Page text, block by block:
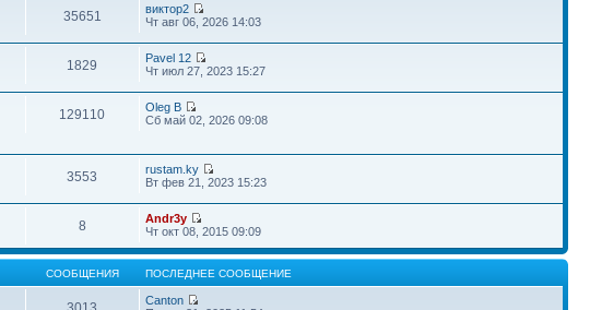
35651
виктор2
Чт авг 06, 2026 14:03
1829
Pavel 12
Чт июл 27, 2023 15:27
129110
Oleg B
Сб май 02, 2026 09:08
3553
rustam.ky
Вт фев 21, 2023 15:23
8
Andr3y
Чт окт 08, 2015 09:09
СООБЩЕНИЯ ПОСЛЕДНЕЕ СООБЩЕНИЕ
Canton